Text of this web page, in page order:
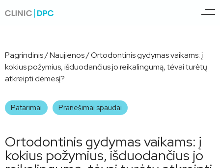
Pagrindinis/Naujienos/Ortodontinis gydymas vaikams: į
kokius požymius, išduodančius jo reikalingumą, tėvai turėtų
atkreipti dėmesį?
Patarimai Pranešimai spaudai
Ortodontinis gydymas vaikams: į
kokius požymius, išduodančius jo